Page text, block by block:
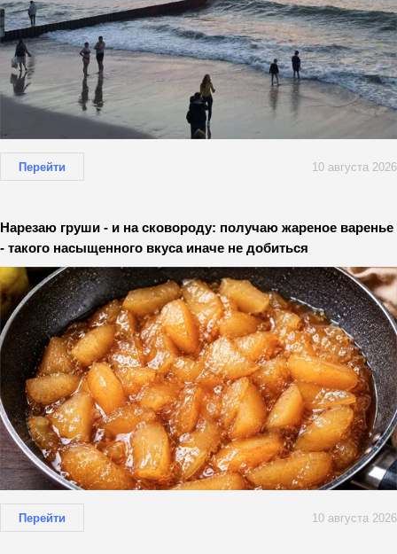
Перейти 10 августа 2026
Нарезаю груши - и на сковороду: получаю жареное варенье
- такого насыщенного вкуса иначе не добиться
Перейти 10 августа 2026